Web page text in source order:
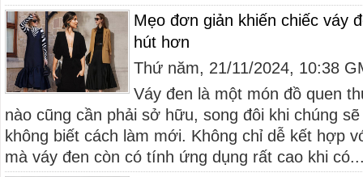
Mẹo đơn giản khiến chiếc váy
hút hơn
Thứ năm, 21/11/2024, 10:38
Váy đen là một món đồ quen
nào cũng cần phải sở hữu, song đôi khi chúng
không biết cách làm mới. Không chỉ dễ kết hợp
mà váy đen còn có tính ứng dụng rất cao khi